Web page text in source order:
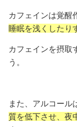
カフェインは覚醒
睡眠を浅くしたり
カフェインを摂取
う。
また、アルコール
質を低下させ、夜